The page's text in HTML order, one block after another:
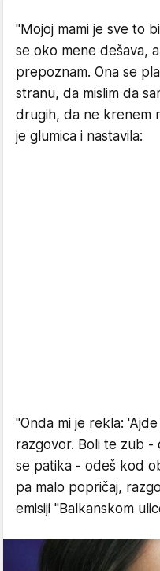
"Mojoj mami je sve to
se oko mene dešava,
prepoznam. Ona se
stranu, da mislim da
drugih, da ne krenem
je glumica i nastavila:
"Onda mi je rekla:
razgovor. Boli te zub
se patika - odeš kod
pa malo popričaj,
emisiji "Balkanskom